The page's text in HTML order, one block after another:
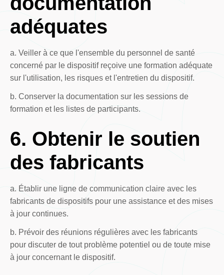
adéquates
a. Veiller à ce que l'ensemble du personnel de santé
concerné par le dispositif reçoive une formation adéquate
sur l'utilisation, les risques et l'entretien du dispositif.
b. Conserver la documentation sur les sessions de
formation et les listes de participants.
6. Obtenir le soutien
des fabricants
a. Établir une ligne de communication claire avec les
fabricants de dispositifs pour une assistance et des mises
à jour continues.
b. Prévoir des réunions régulières avec les fabricants
pour discuter de tout problème potentiel ou de toute mise
à jour concernant le dispositif.